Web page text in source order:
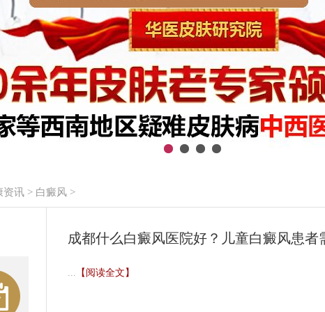
资讯 > 白癜风 >
成都什么白癜风医院好？儿童白癜风患者
... 【阅读全文】